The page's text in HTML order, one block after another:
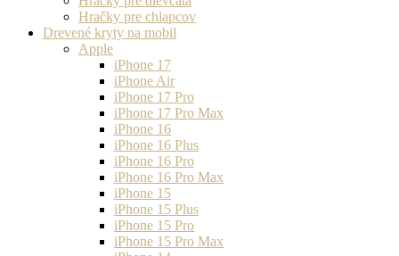
Hračky pre chlapcov
Drevené kryty na mobil
Apple
iPhone 17
iPhone Air
iPhone 17 Pro
iPhone 17 Pro Max
iPhone 16
iPhone 16 Plus
iPhone 16 Pro
iPhone 16 Pro Max
iPhone 15
iPhone 15 Plus
iPhone 15 Pro
iPhone 15 Pro Max